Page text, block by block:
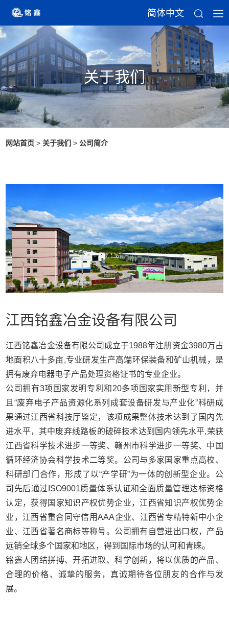
简体中文
关于我们
网站首页 > 关于我们 >公司简介
江西铭鑫冶金设备有限公司
江西铭鑫冶金设备有限公司成立于1988年注册资金3980万占
地面积八十多亩,专业研发生产高端环保装备和矿山机械，是
拥有废弃电器电子产品处理资格证书的专业企业。
公司拥有3项国家发明专利和20多项国家实用新型专利，并
且“废弃电子产品资源化系列成套设备研发与产业化”科研成
果通过江西省科技厅鉴定，该项成果整体技术达到了国内先
进水平，其中废弃线路板的破碎技术达到国内领先水平,荣获
江西省科学技术进步一等奖、赣州市科学进步一等奖、中国
循环经济协会科学技术二等奖。公司与多家国家重点高校、
科研部门合作，形成了以“产学研”为一体的创新型企业。公
司先后通过ISO9001质量体系认证和全面质量管理达标资格
认定，获得国家知识产权优势企业，江西省知识产权优势企
业，江西省重合同守信用AAA企业、江西省专精特新中小企
业、江西省著名商标等称号。公司拥有自营进出口权，产品
远销全球多个国家和地区，得到国际市场的认可和青睐。
铭鑫人团结拼搏、开拓进取、科学创新，将以优质的产品、
合理的价格、诚挚的服务，真诚期待各位朋友的合作与发
展。